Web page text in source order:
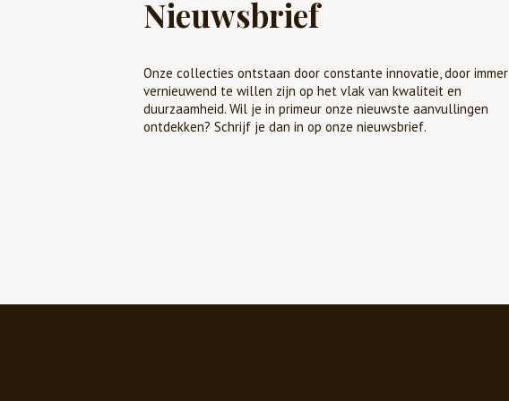
Nieuwsbrief
Onze collecties ontstaan door constante innovatie, door immer
vernieuwend te willen zijn op het vlak van kwaliteit en
duurzaamheid. Wil je in primeur onze nieuwste aanvullingen
ontdekken? Schrijf je dan in op onze nieuwsbrief.